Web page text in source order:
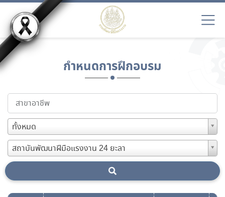
กำหนดการฝึกอบรม
ทั้งหมด
สถาบันพัฒนาฝีมือแรงงาน 24 ยะลา